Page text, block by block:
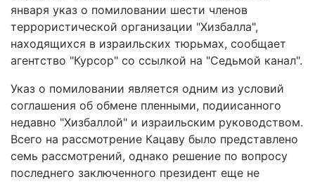
января указ о помиловании шести членов
террористической организации "Хизбалла",
находящихся в израильских тюрьмах, сообщает
агентство "Курсор" со ссылкой на "Седьмой канал".
Указ о помиловании является одним из условий
соглашения об обмене пленными, подиисанного
недавно "Хизбаллой" и израильским руководством.
Всего на рассмотрение Кацаву было представлено
семь рассмотрений, однако решение по вопросу
последнего заключенного президент еще не